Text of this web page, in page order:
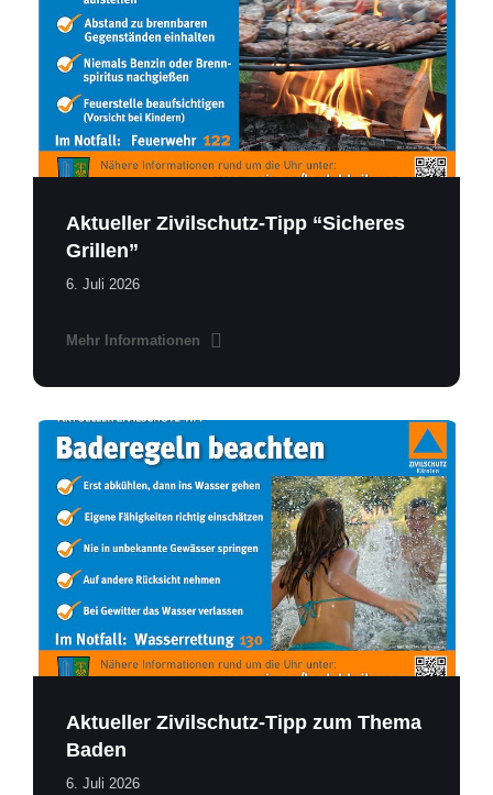
Aktueller Zivilschutz-Tipp “Sicheres
Grillen”
6. Juli 2026
Mehr Informationen
Baden-
Bad
Bleiberg.pdf
Aktueller Zivilschutz-Tipp zum Thema
Baden
6. Juli 2026